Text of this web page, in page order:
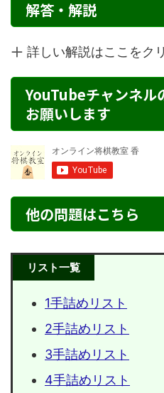
解答・解説
詳しい解説はここをク
YouTubeチャンネル
お願いします
他の問題はこちら
リスト一覧
1手詰めリスト
2手詰めリスト
3手詰めリスト
4手詰めリスト